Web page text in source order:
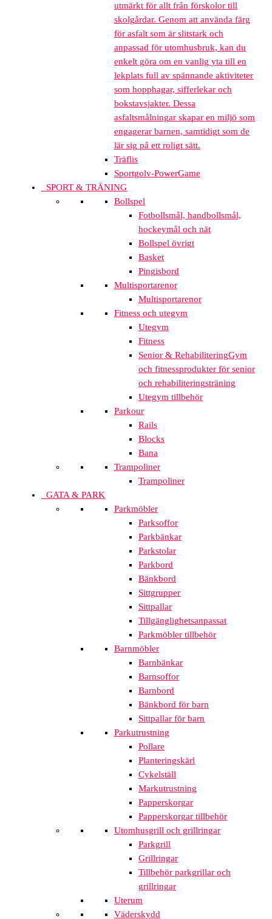
utmärkt för allt från förskolor till
skolgårdar. Genom att använda färg
för asfalt som är slitstark och
anpassad för utomhusbruk, kan du
enkelt göra om en vanlig yta till en
lekplats full av spännande aktiviteter
som hopphagar, sifferlekar och
bokstavsjakter. Dessa
asfaltsmålningar skapar en miljö som
engagerar barnen, samtidigt som de
lär sig på ett roligt sätt.
Träflis
Sportgolv-PowerGame
SPORT & TRÄNING
Bollspel
Fotbollsmål, handbollsmål,
hockeymål och nät
Bollspel övrigt
Basket
Pingisbord
Multisportarenor
Multisportarenor
Fitness och utegym
Utegym
Fitness
Senior & RehabiliteringGym
och fitnessprodukter för senior
och rehabiliteringsträning
Utegym tillbehör
Parkour
Rails
Blocks
Bana
Trampoliner
Trampoliner
GATA & PARK
Parkmöbler
Parksoffor
Parkbänkar
Parkstolar
Parkbord
Bänkbord
Sittgrupper
Sittpallar
Tillgänglighetsanpassat
Parkmöbler tillbehör
Barnmöbler
Barnbänkar
Barnsoffor
Barnbord
Bänkbord för barn
Sittpallar för barn
Parkutrustning
Pollare
Planteringskärl
Cykelställ
Markutrustning
Papperskorgar
Papperskorgar tillbehör
Utomhusgrill och grillringar
Parkgrill
Grillringar
Tillbehör parkgrillar och
grillringar
Uterum
Väderskydd